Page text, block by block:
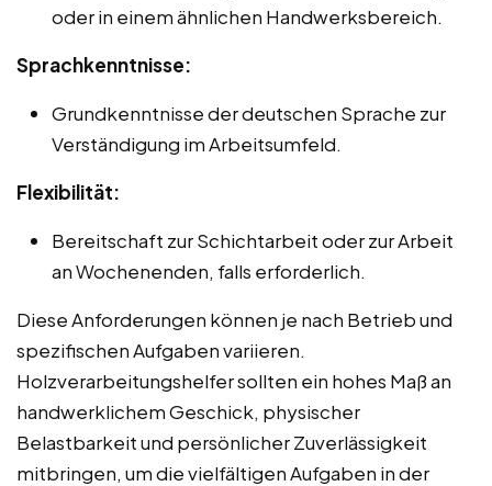
oder in einem ähnlichen Handwerksbereich.
Sprachkenntnisse:
Grundkenntnisse der deutschen Sprache zur
Verständigung im Arbeitsumfeld.
Flexibilität:
Bereitschaft zur Schichtarbeit oder zur Arbeit
an Wochenenden, falls erforderlich.
Diese Anforderungen können je nach Betrieb und
spezifischen Aufgaben variieren.
Holzverarbeitungshelfer sollten ein hohes Maß an
handwerklichem Geschick, physischer
Belastbarkeit und persönlicher Zuverlässigkeit
mitbringen, um die vielfältigen Aufgaben in der